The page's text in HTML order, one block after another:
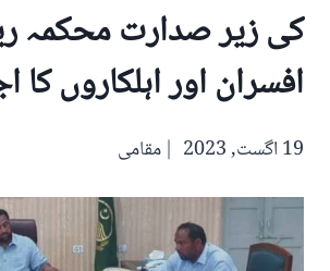
کی زیر صدارت محکمہ
افسران اور اہلکاروں کا
19 اگست, 2023 مقامی